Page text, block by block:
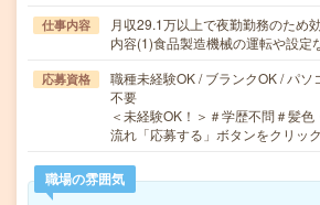
仕事内容
月収29.1万以上で夜勤勤務のため
内容(1)食品製造機械の運転や設
応募資格
職種未経験OK / ブランクOK / パソ
不要
＜未経験OK！＞＃学歴不問＃髪
流れ「応募する」ボタンをクリッ
職場の雰囲気